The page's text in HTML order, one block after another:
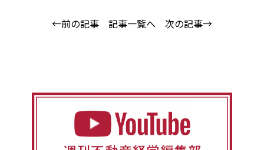
←前の記事 記事一覧へ 次の記事→